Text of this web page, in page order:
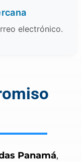
electrónico.
Panamá,